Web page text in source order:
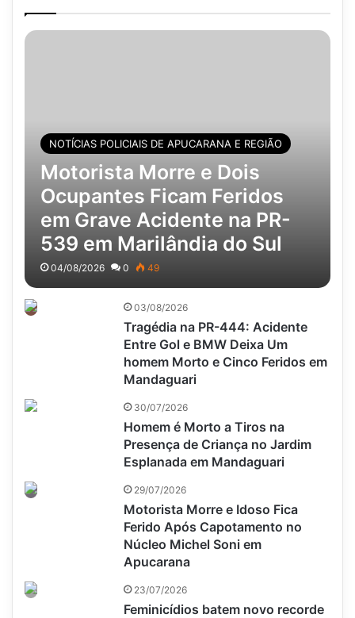
NOTÍCIAS POLICIAIS DE APUCARANA E REGIÃO
Motorista Morre e Dois
Ocupantes Ficam Feridos
em Grave Acidente na PR-
539 em Marilândia do Sul
04/08/2026 0 49
03/08/2026
Tragédia na PR-444: Acidente
Entre Gol e BMW Deixa Um
homem Morto e Cinco Feridos em
Mandaguari
30/07/2026
Homem é Morto a Tiros na
Presença de Criança no Jardim
Esplanada em Mandaguari
29/07/2026
Motorista Morre e Idoso Fica
Ferido Após Capotamento no
Núcleo Michel Soni em
Apucarana
23/07/2026
Feminicídios batem novo recorde